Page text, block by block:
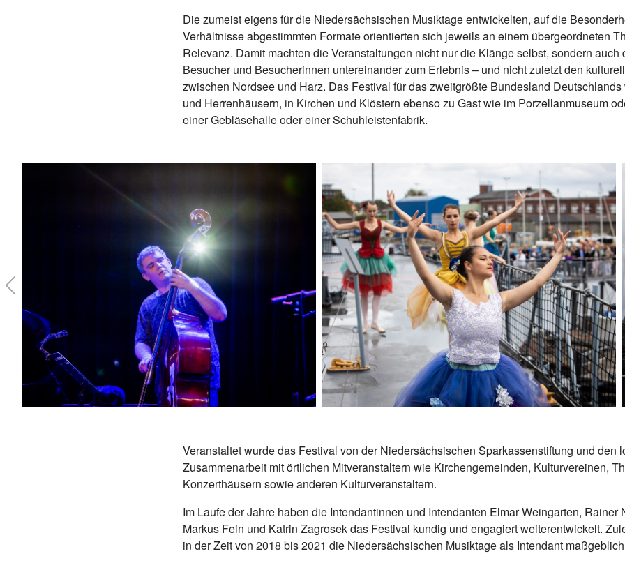
Die zumeist eigens für die Niedersächsischen Musiktage entwickelten, auf die
Verhältnisse abgestimmten Formate orientierten sich jeweils an einem übergeordneten
Relevanz. Damit machten die Veranstaltungen nicht nur die Klänge selbst, sondern auch
Besucher und Besucherinnen untereinander zum Erlebnis – und nicht zuletzt den
zwischen Nordsee und Harz. Das Festival für das zweitgrößte Bundesland
und Herrenhäusern, in Kirchen und Klöstern ebenso zu Gast wie im Porzellanmuseum
einer Gebläsehalle oder einer Schuhleistenfabrik.
Previous
Veranstaltet wurde das Festival von der Niedersächsischen Sparkassenstiftung und den
Zusammenarbeit mit örtlichen Mitveranstaltern wie Kirchengemeinden, Kulturvereinen,
Konzerthäusern sowie anderen Kulturveranstaltern.
Im Laufe der Jahre haben die Intendantinnen und Intendanten Elmar Weingarten, Rainer
Markus Fein und Katrin Zagrosek das Festival kundig und engagiert weiterentwickelt.
in der Zeit von 2018 bis 2021 die Niedersächsischen Musiktage als Intendant